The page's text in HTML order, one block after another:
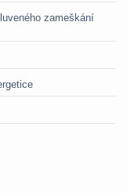
zameškání